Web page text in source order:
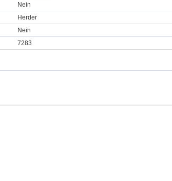
Nein
Herder
Nein
7283